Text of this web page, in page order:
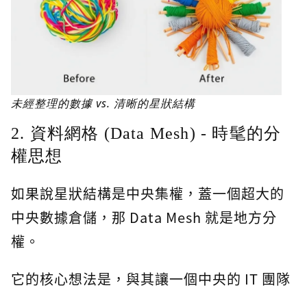
未經整理的數據 vs. 清晰的星狀結構
2. 資料網格 (Data Mesh) - 時髦的分
權思想
如果說星狀結構是中央集權，蓋一個超大的
中央數據倉儲，那 Data Mesh 就是地方分
權。
它的核心想法是，與其讓一個中央的 IT 團隊